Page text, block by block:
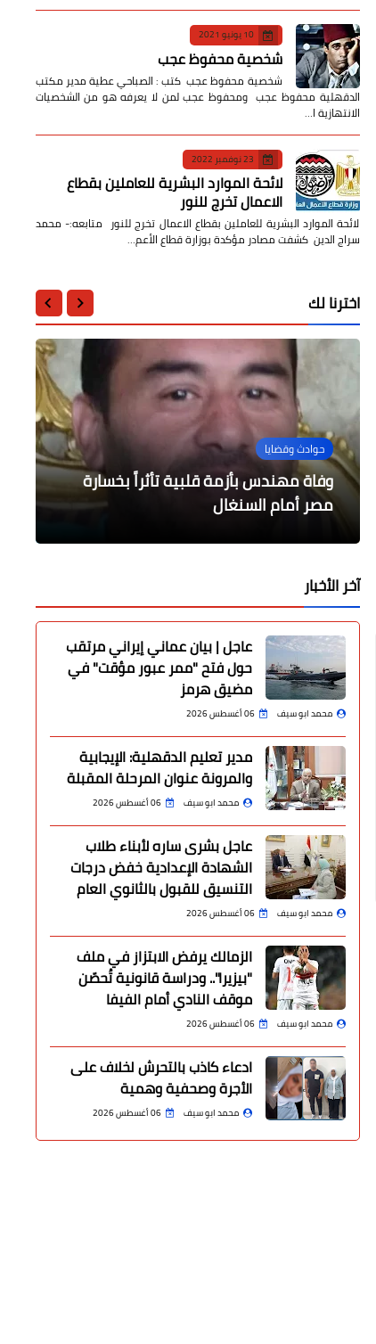
10 يونيو 2021
شخصية محفوظ عجب
شخصية محفوظ عجب كتب : الصباحي عطية مدير مكتب
الدقهلية محفوظ عجب ومحفوظ عجب لمن لا يعرفه هو من الشخصيات
الانتهازية ا…
23 نوفمبر 2022
لائحة الموارد البشرية للعاملين بقطاع
الاعمال تخرج للنور
لائحة الموارد البشرية للعاملين بقطاع الاعمال تخرج للنور متابعه:- محمد
سراج الدين كشفت مصادر مؤكدة بوزارة قطاع الأعم…
اخترنا لك
الصحة
الصحة ارتفاع حالات الشفاء من مصابي
فيروس كورونا إلى 374479
التعليم
مكتب التميز الدولي بجامعة الأزهر يقيم
دورة تدريبية حول هيكل الورقة البحثية
أخبار مصر
الحصاد الختامي لفعاليات معرض القاهرة
الدولي للكتاب 53
حوادث وقضايا
وفاة مهندس بأزمة قلبية تأثراً بخسارة
مصر أمام السنغال
أخبار مصر
فعاليات اليوم الثالث لدورة الأزمات
والتفاوض
آخر الأخبار
عاجل | بيان عماني إيراني مرتقب
حول فتح "ممر عبور مؤقت" في
مضيق هرمز
محمد ابو سيف 06 أغسطس 2026
مدير تعليم الدقهلية: الإيجابية
والمرونة عنوان المرحلة المقبلة
محمد ابو سيف 06 أغسطس 2026
عاجل بشرى ساره لأبناء طلاب
الشهادة الإعدادية خفض درجات
التنسيق للقبول بالثانوي العام
محمد ابو سيف 06 أغسطس 2026
الزمالك يرفض الابتزاز في ملف
"بيزيرا".. ودراسة قانونية تُحصّن
موقف النادي أمام الفيفا
محمد ابو سيف 06 أغسطس 2026
ادعاء كاذب بالتحرش لخلاف على
الأجرة وصحفية وهمية
محمد ابو سيف 06 أغسطس 2026